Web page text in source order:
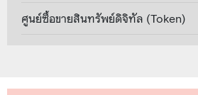
ศูนย์ซื้อขายสินทรัพย์ดิจิทัล (Token)